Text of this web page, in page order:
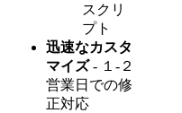
スクリ
プト
迅速なカスタ
マイズ- １-２
営業日での修
正対応